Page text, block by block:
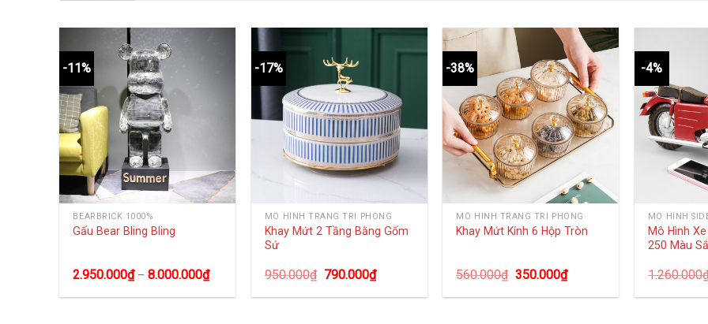
-11%
BEARBRICK 1000%
Gấu Bear Bling Bling
2.950.000₫–8.000.000₫
-17%
MÔ HÌNH TRANG TRÍ PHÒNG
Khay Mứt 2 Tầng Bằng Gốm
Sứ
950.000₫ 790.000₫
-38%
MÔ HÌNH TRANG TRÍ PHÒNG
Khay Mứt Kính 6 Hộp Tròn
560.000₫ 350.000₫
-4%
MÔ HÌNH
Mô Hình
250 Màu
1.260.000